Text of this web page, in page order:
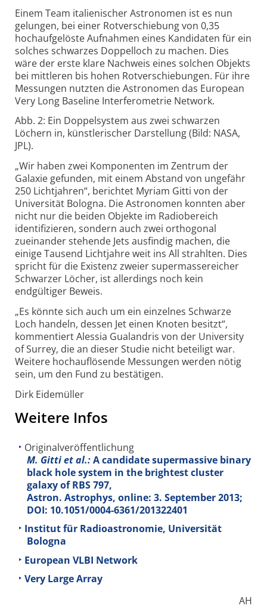
Einem Team italienischer Astronomen ist es nun
gelungen, bei einer Rotverschiebung von 0,35
hochaufgelöste Aufnahmen eines Kandidaten für ein
solches schwarzes Doppelloch zu machen. Dies
wäre der erste klare Nachweis eines solchen Objekts
bei mittleren bis hohen Rotverschiebungen. Für ihre
Messungen nutzten die Astronomen das European
Very Long Baseline Interferometrie Network.
Abb. 2: Ein Doppelsystem aus zwei schwarzen
Löchern in, künstlerischer Darstellung (Bild: NASA,
JPL).
„Wir haben zwei Komponenten im Zentrum der
Galaxie gefunden, mit einem Abstand von ungefähr
250 Lichtjahren“, berichtet Myriam Gitti von der
Universität Bologna. Die Astronomen konnten aber
nicht nur die beiden Objekte im Radiobereich
identifizieren, sondern auch zwei orthogonal
zueinander stehende Jets ausfindig machen, die
einige Tausend Lichtjahre weit ins All strahlten. Dies
spricht für die Existenz zweier supermassereicher
Schwarzer Löcher, ist allerdings noch kein
endgültiger Beweis.
„Es könnte sich auch um ein einzelnes Schwarze
Loch handeln, dessen Jet einen Knoten besitzt“,
kommentiert Alessia Gualandris von der University
of Surrey, die an dieser Studie nicht beteiligt war.
Weitere hochauflösende Messungen werden nötig
sein, um den Fund zu bestätigen.
Dirk Eidemüller
Weitere Infos
Originalveröffentlichung
M. Gitti et al.:A candidate supermassive binary
black hole system in the brightest cluster
galaxy of RBS 797,
Astron. Astrophys, online: 3. September 2013;
DOI: 10.1051/0004-6361/201322401
Institut für Radioastronomie, Universität
Bologna
European VLBI Network
Very Large Array
AH